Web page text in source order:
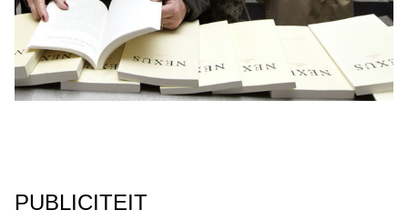
PUBLICITEIT